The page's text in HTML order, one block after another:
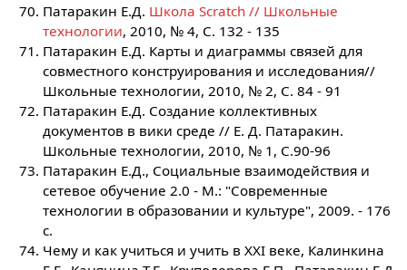
Патаракин Е.Д. Школа Scratch // Школьные
технологии, 2010, № 4, С. 132 - 135
Патаракин Е.Д. Карты и диаграммы связей для
совместного конструирования и исследования//
Школьные технологии, 2010, № 2, С. 84 - 91
Патаракин Е.Д. Создание коллективных
документов в вики среде // Е. Д. Патаракин.
Школьные технологии, 2010, № 1, С.90-96
Патаракин Е.Д., Социальные взаимодействия и
сетевое обучение 2.0 - М.: "Современные
технологии в образовании и культуре", 2009. - 176
с.
Чему и как учиться и учить в XXI веке, Калинкина